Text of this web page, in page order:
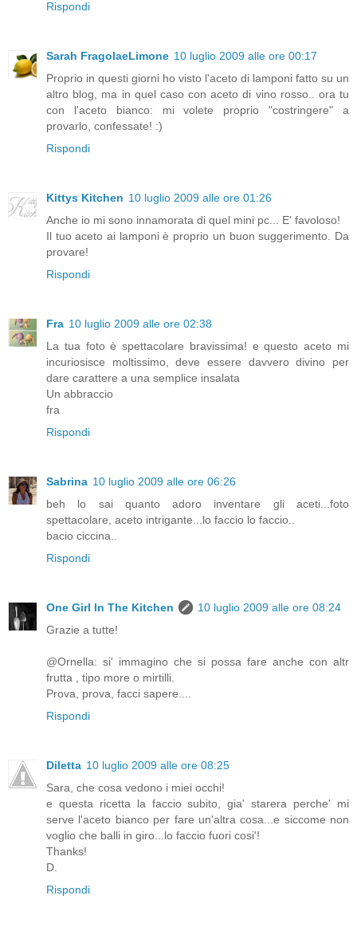
Rispondi
Sarah FragolaeLimone 10 luglio 2009 alle ore 00:17
Proprio in questi giorni ho visto l'aceto di lamponi fatto su un
altro blog, ma in quel caso con aceto di vino rosso.. ora tu
con l'aceto bianco: mi volete proprio "costringere" a
provarlo, confessate! :)
Rispondi
Kittys Kitchen 10 luglio 2009 alle ore 01:26
Anche io mi sono innamorata di quel mini pc... E' favoloso!
Il tuo aceto ai lamponi è proprio un buon suggerimento. Da
provare!
Rispondi
Fra 10 luglio 2009 alle ore 02:38
La tua foto è spettacolare bravissima! e questo aceto mi
incuriosisce moltissimo, deve essere davvero divino per
dare carattere a una semplice insalata
Un abbraccio
fra
Rispondi
Sabrina 10 luglio 2009 alle ore 06:26
beh lo sai quanto adoro inventare gli aceti...foto
spettacolare, aceto intrigante...lo faccio lo faccio..
bacio ciccina..
Rispondi
One Girl In The Kitchen
10 luglio 2009 alle ore 08:24
Grazie a tutte!
@Ornella: si' immagino che si possa fare anche con altr
frutta , tipo more o mirtilli.
Prova, prova, facci sapere....
Rispondi
Diletta 10 luglio 2009 alle ore 08:25
Sara, che cosa vedono i miei occhi!
e questa ricetta la faccio subito, gia' starera perche' mi
serve l'aceto bianco per fare un'altra cosa...e siccome non
voglio che balli in giro...lo faccio fuori cosi'!
Thanks!
D.
Rispondi